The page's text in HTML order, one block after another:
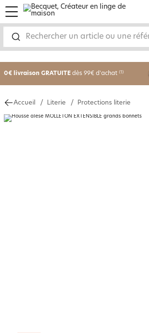
Rechercher un article ou une
menu
-25% sur votre commandedès 2 articles
0€ livraison GRATUITE dès 99€ d'achat (1)
Accueil Literie Protections literie